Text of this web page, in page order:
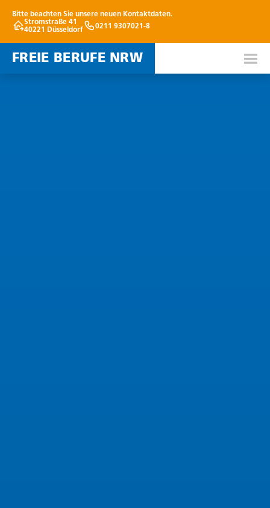
Bitte beachten Sie unsere neuen Kontaktdaten.
Stromstraße 41
40221 Düsseldorf
0211 9307021-8
FREIE BERUFE NRW